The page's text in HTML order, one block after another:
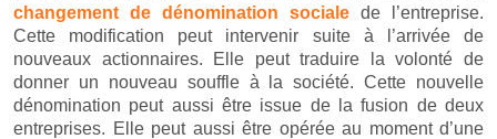
changement de dénomination sociale de l’entreprise.
Cette modification peut intervenir suite à l’arrivée de
nouveaux actionnaires. Elle peut traduire la volonté de
donner un nouveau souffle à la société. Cette nouvelle
dénomination peut aussi être issue de la fusion de deux
entreprises. Elle peut aussi être opérée au moment d’une